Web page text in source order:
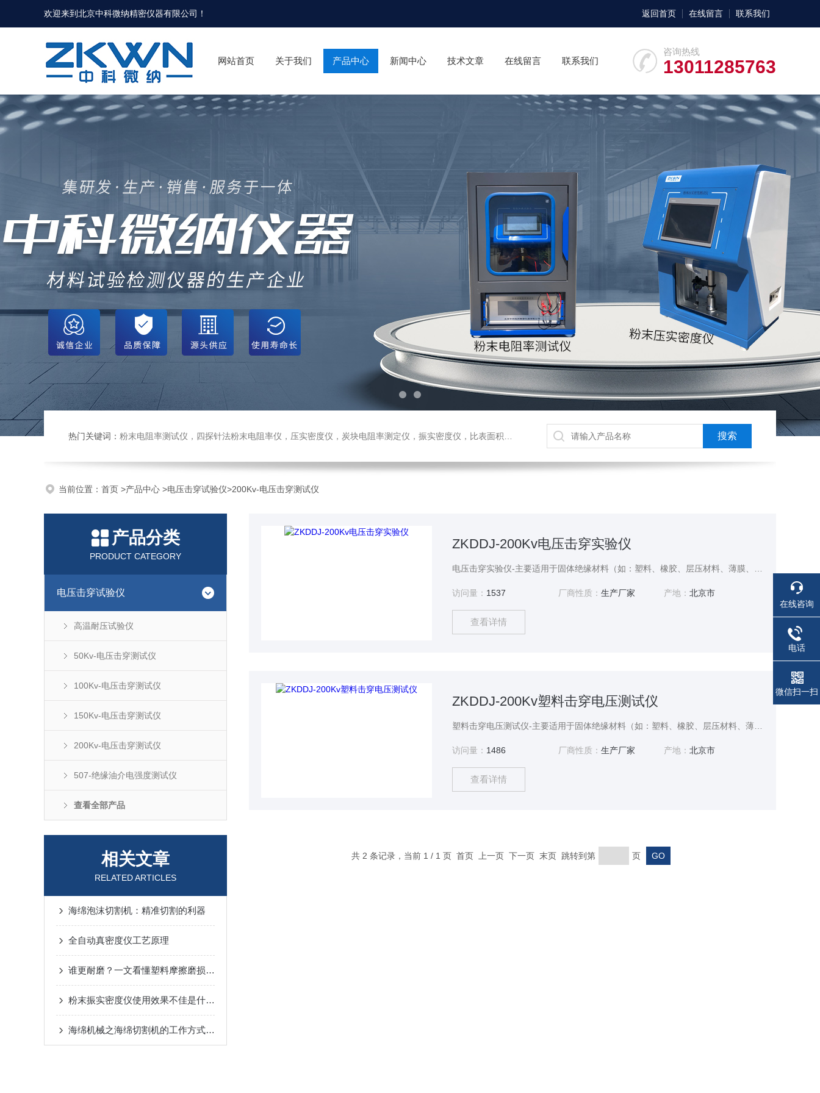
欢迎来到北京中科微纳精密仪器有限公司！ 返回首页 在线留言 联系我们
咨询热线
13011285763
网站首页 关于我们 产品中心 新闻中心 技术文章 在线留言 联系我们
热门关键词： 粉末电阻率测试仪，四探针法粉末电阻率仪，压实密度仪，炭块电阻率测定仪，振实密度仪，比表面积测试仪，真密度仪，炭块热膨胀仪，炭块透气率仪，炭块二氧化碳反应测定仪
当前位置： 首页 >产品中心 >电压击穿试验仪>200Kv-电压击穿测试仪
产品分类
PRODUCT CATEGORY
电压击穿试验仪
高温耐压试验仪
50Kv-电压击穿测试仪
100Kv-电压击穿测试仪
150Kv-电压击穿测试仪
200Kv-电压击穿测试仪
507-绝缘油介电强度测试仪
查看全部产品
相关文章
RELATED ARTICLES
海绵泡沫切割机：精准切割的利器
全自动真密度仪工艺原理
谁更耐磨？一文看懂塑料摩擦磨损试验机的奥秘
粉末振实密度仪使用效果不佳是什么原因
海绵机械之海绵切割机的工作方式和使用
ZKDDJ-200Kv电压击穿实验仪
访问量： 1537 厂商性质： 生产厂家 产地：北京市
查看详情
ZKDDJ-200Kv塑料击穿电压测试仪
访问量： 1486 厂商性质： 生产厂家 产地：北京市
查看详情
共 2 条记录，当前 1 / 1 页 首页 上一页 下一页 末页 跳转到第 页
在线咨询
电话
微信扫一扫